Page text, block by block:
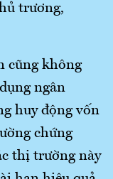
trương,
cũng không
ngân
huy động vốn
chứng
thị trường này